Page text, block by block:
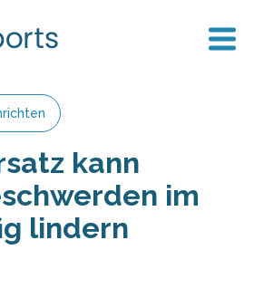
kann
im
lindern